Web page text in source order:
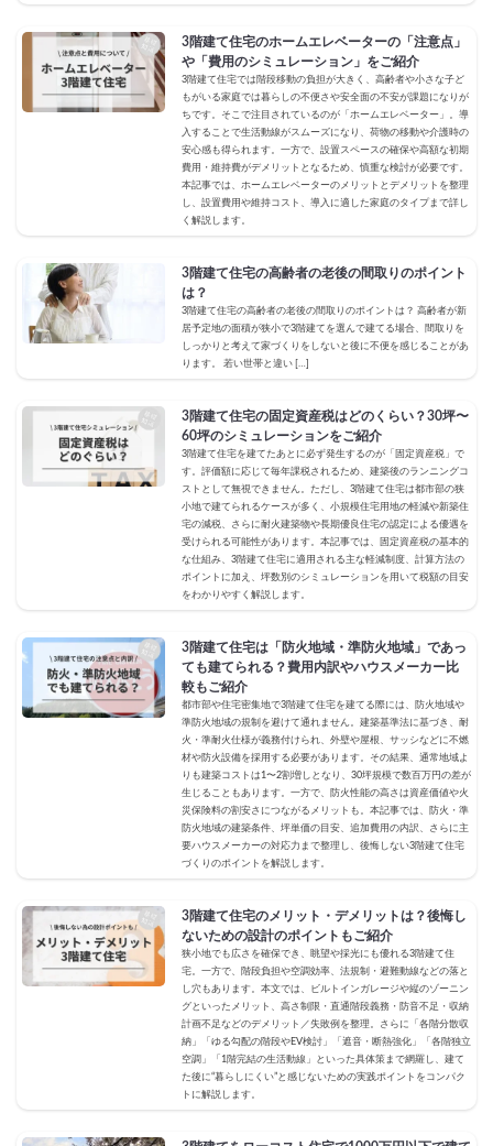
3階建て住宅のホームエレベーターの「注意点」
や「費用のシミュレーション」をご紹介
3階建て住宅では階段移動の負担が大きく、高齢者や小さな子ど
もがいる家庭では暮らしの不便さや安全面の不安が課題になりが
ちです。そこで注目されているのが「ホームエレベーター」。導
入することで生活動線がスムーズになり、荷物の移動や介護時の
安心感も得られます。一方で、設置スペースの確保や高額な初期
費用・維持費がデメリットとなるため、慎重な検討が必要です。
本記事では、ホームエレベーターのメリットとデメリットを整理
し、設置費用や維持コスト、導入に適した家庭のタイプまで詳し
く解説します。
3階建て住宅の高齢者の老後の間取りのポイント
は？
3階建て住宅の高齢者の老後の間取りのポイントは？ 高齢者が新
居予定地の面積が狭小で3階建てを選んで建てる場合、間取りを
しっかりと考えて家づくりをしないと後に不便を感じることがあ
ります。 若い世帯と違い […]
3階建て住宅の固定資産税はどのくらい？30坪〜
60坪のシミュレーションをご紹介
3階建て住宅を建てたあとに必ず発生するのが「固定資産税」で
す。評価額に応じて毎年課税されるため、建築後のランニングコ
ストとして無視できません。ただし、3階建て住宅は都市部の狭
小地で建てられるケースが多く、小規模住宅用地の軽減や新築住
宅の減税、さらに耐火建築物や長期優良住宅の認定による優遇を
受けられる可能性があります。本記事では、固定資産税の基本的
な仕組み、3階建て住宅に適用される主な軽減制度、計算方法の
ポイントに加え、坪数別のシミュレーションを用いて税額の目安
をわかりやすく解説します。
3階建て住宅は「防火地域・準防火地域」であっ
ても建てられる？費用内訳やハウスメーカー比
較もご紹介
都市部や住宅密集地で3階建て住宅を建てる際には、防火地域や
準防火地域の規制を避けて通れません。建築基準法に基づき、耐
火・準耐火仕様が義務付けられ、外壁や屋根、サッシなどに不燃
材や防火設備を採用する必要があります。その結果、通常地域よ
りも建築コストは1〜2割増しとなり、30坪規模で数百万円の差が
生じることもあります。一方で、防火性能の高さは資産価値や火
災保険料の割安さにつながるメリットも。本記事では、防火・準
防火地域の建築条件、坪単価の目安、追加費用の内訳、さらに主
要ハウスメーカーの対応力まで整理し、後悔しない3階建て住宅
づくりのポイントを解説します。
3階建て住宅のメリット・デメリットは？後悔し
ないための設計のポイントもご紹介
狭小地でも広さを確保でき、眺望や採光にも優れる3階建て住
宅。一方で、階段負担や空調効率、法規制・避難動線などの落と
し穴もあります。本文では、ビルトインガレージや縦のゾーニン
グといったメリット、高さ制限・直通階段義務・防音不足・収納
計画不足などのデメリット／失敗例を整理。さらに「各階分散収
納」「ゆる勾配の階段やEV検討」「遮音・断熱強化」「各階独立
空調」「1階完結の生活動線」といった具体策まで網羅し、建て
た後に“暮らしにくい”と感じないための実践ポイントをコンパク
トに解説します。